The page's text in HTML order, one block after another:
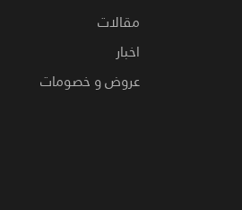
مقالات
اخبار
عروض و خصومات